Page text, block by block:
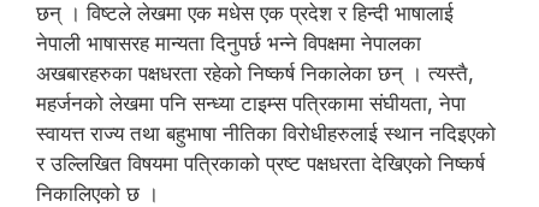
छन् । विष्टले लेखमा एक मधेस एक प्रदेश र हिन्दी भाषालाई
नेपाली भाषासरह मान्यता दिनुपर्छ भन्ने विपक्षमा नेपालका
अखबारहरुका पक्षधरता रहेको निष्कर्ष निकालेका छन् । त्यस्तै,
महर्जनको लेखमा पनि सन्ध्या टाइम्स पत्रिकामा संघीयता, नेपा
स्वायत्त राज्य तथा बहुभाषा नीतिका विरोधीहरुलाई स्थान नदिइएको
र उल्लिखित विषयमा पत्रिकाको प्रष्ट पक्षधरता देखिएको निष्कर्ष
निकालिएको छ ।